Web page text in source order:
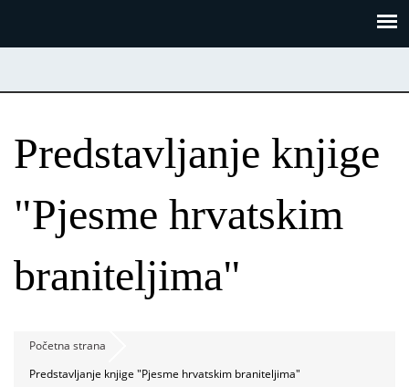
Predstavljanje knjige
"Pjesme hrvatskim
braniteljima"
Početna strana
Predstavljanje knjige "Pjesme hrvatskim braniteljima"